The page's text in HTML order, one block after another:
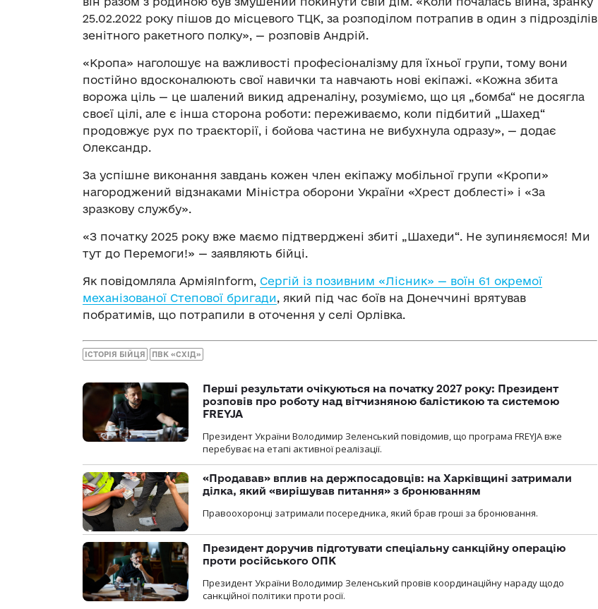
25.02.2022 року пішов до місцевого ТЦК, за розподілом потрапив в один з підрозділів
зенітного ракетного полку», — розповів Андрій.
«Кропа» наголошує на важливості професіоналізму для їхньої групи, тому вони
постійно вдосконалюють свої навички та навчають нові екіпажі. «Кожна збита
ворожа ціль — це шалений викид адреналіну, розуміємо, що ця „бомба“ не досягла
своєї цілі, але є інша сторона роботи: переживаємо, коли підбитий „Шахед“
продовжує рух по траєкторії, і бойова частина не вибухнула одразу», — додає
Олександр.
За успішне виконання завдань кожен член екіпажу мобільної групи «Кропи»
нагороджений відзнаками Міністра оборони України «Хрест доблесті» і «За
зразкову службу».
«З початку 2025 року вже маємо підтверджені збиті „Шахеди“. Не зупиняємося! Ми
тут до Перемоги!» — заявляють бійці.
Як повідомляла АрміяInform, Сергій із позивним «Лісник» — воїн 61 окремої
механізованої Степової бригади, який під час боїв на Донеччині врятував
побратимів, що потрапили в оточення у селі Орлівка.
ІСТОРІЯ БІЙЦЯ ПВК «СХІД»
Перші результати очікуються на початку 2027 року: Президент
розповів про роботу над вітчизняною балістикою та системою
FREYJA
Президент України Володимир Зеленський повідомив, що програма FREYJA вже
перебуває на етапі активної реалізації.
«Продавав» вплив на держпосадовців: на Харківщині затримали
ділка, який «вирішував питання» з бронюванням
Правоохоронці затримали посередника, який брав гроші за бронювання.
Президент доручив підготувати спеціальну санкційну операцію
проти російського ОПК
Президент України Володимир Зеленський провів координаційну нараду щодо
санкційної політики проти росії.